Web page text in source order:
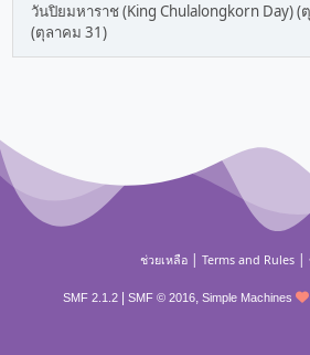
วันปิยมหาราช (King Chulalongkorn Day)
(ตุลาคม 31)
ช่วยเหลือ| Terms and Rules|
SMF 2.1.2 SMF © 2016, Simple Machines